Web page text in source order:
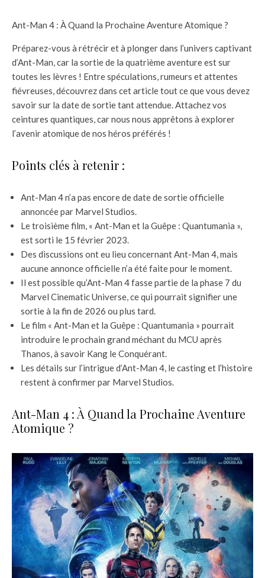
Ant-Man 4 : À Quand la Prochaine Aventure Atomique ?
Préparez-vous à rétrécir et à plonger dans l’univers captivant
d’Ant-Man, car la sortie de la quatrième aventure est sur
toutes les lèvres ! Entre spéculations, rumeurs et attentes
fiévreuses, découvrez dans cet article tout ce que vous devez
savoir sur la date de sortie tant attendue. Attachez vos
ceintures quantiques, car nous nous apprêtons à explorer
l’avenir atomique de nos héros préférés !
Points clés à retenir :
Ant-Man 4 n’a pas encore de date de sortie officielle
annoncée par Marvel Studios.
Le troisième film, « Ant-Man et la Guêpe : Quantumania »,
est sorti le 15 février 2023.
Des discussions ont eu lieu concernant Ant-Man 4, mais
aucune annonce officielle n’a été faite pour le moment.
Il est possible qu’Ant-Man 4 fasse partie de la phase 7 du
Marvel Cinematic Universe, ce qui pourrait signifier une
sortie à la fin de 2026 ou plus tard.
Le film « Ant-Man et la Guêpe : Quantumania » pourrait
introduire le prochain grand méchant du MCU après
Thanos, à savoir Kang le Conquérant.
Les détails sur l’intrigue d’Ant-Man 4, le casting et l’histoire
restent à confirmer par Marvel Studios.
Ant-Man 4 : À Quand la Prochaine Aventure
Atomique ?